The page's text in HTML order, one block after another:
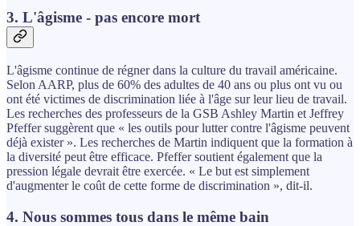
3. L'âgisme - pas encore mort
L'âgisme continue de régner dans la culture du travail américaine.
Selon AARP, plus de 60% des adultes de 40 ans ou plus ont vu ou
ont été victimes de discrimination liée à l'âge sur leur lieu de travail.
Les recherches des professeurs de la GSB Ashley Martin et Jeffrey
Pfeffer suggèrent que « les outils pour lutter contre l'âgisme peuvent
déjà exister ». Les recherches de Martin indiquent que la formation à
la diversité peut être efficace. Pfeffer soutient également que la
pression légale devrait être exercée. « Le but est simplement
d'augmenter le coût de cette forme de discrimination », dit-il.
4. Nous sommes tous dans le même bain